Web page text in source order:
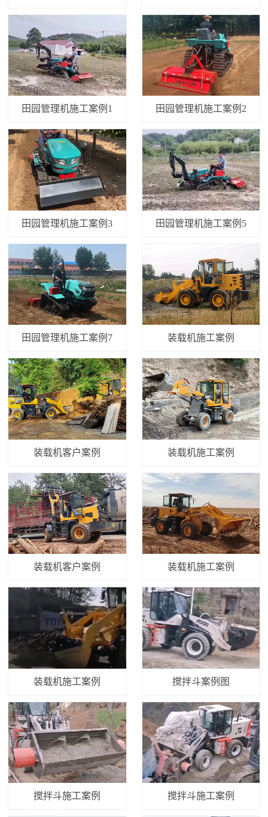
田园管理机施工案例1 田园管理机施工案例2
田园管理机施工案例3 田园管理机施工案例5
田园管理机施工案例7 装载机施工案例
装载机客户案例 装载机施工案例
装载机客户案例 装载机施工案例
装载机施工案例 搅拌斗案例图
搅拌斗施工案例 搅拌斗施工案例